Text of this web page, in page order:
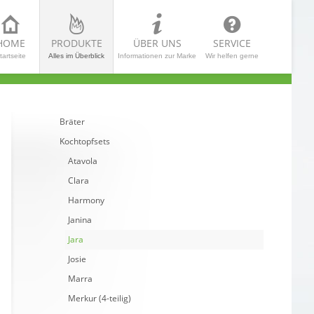
PRODUKTE
Alles im Überblick
ÜBER UNS
Informationen zur Marke
SERVICE
Wir helfen gerne
Bräter
Kochtopfsets
Atavola
Clara
Harmony
Janina
Jara
Josie
Marra
Merkur (4-teilig)